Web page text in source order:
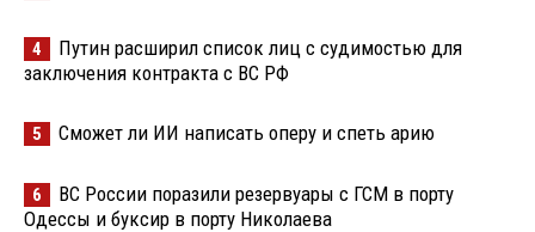
4
Путин расширил список лиц с судимостью для
заключения контракта с ВС РФ
5 Сможет ли ИИ написать оперу и спеть арию
6
ВС России поразили резервуары с ГСМ в порту
Одессы и буксир в порту Николаева